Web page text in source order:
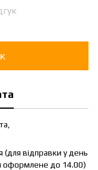
(для відправки у день
оформлене до 14.00)